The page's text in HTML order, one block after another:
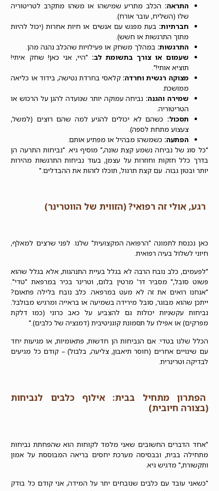
התראה: הכלב מתריע שמישהו או משהו מתקרב לטריטוריה
שלו (השליח, עובר אורח).
חברתיות: בעת מפגש עם אנשים או חיות אחרות (יכול להיות
מתוך התרגשות או חשש).
התרגשות: במהלך משחק או פעילויות שהכלב נהנה מהן.
שעמום או צורך בתשומת לב: "היי, אני כאן! שחק איתי!
תוציא אותי!".
מצוקה רגשית וחרדה: קלאסי בחרדת נטישה, בידוד או כליאה
ממושכת.
שמירה והגנה: נביחה עמוקה יותר שנועדה להגן על הרכוש או
הטריטוריה.
תסכול: כשהם לא יכולים להגיע למה שהם רוצים (למשל,
צעצוע מתחת לספה).
הפתעה: כשמשהו מבהיל או מפתיע אותם.
"כל סוג של נביחה נשמע קצת שונה," מוסיף גיא. "נביחות התרעה הן
בדרך כלל חזקות וחוזרות על עצמן, בעוד נביחות התרגשות מהירות
יותר ובטון גבוה. עם קצת תרגול, תוכלו לזהות את ההבדלים."
רגע, אולי זה רפואי? (הזווית של הווטרינר)
כאן נכנסת לתמונה "הרפואה המקצועית" שלנו. לפני שרצים למאלף,
חיוני לשלול בעיה רפואית.
"לפעמים, כלב נובח הרבה לא בגלל בעיית התנהגות, אלא בגלל שהוא
פשוט סובל," מסביר דר' מרטין בלום, וטרינר בכיר במרפאת "טדי".
"אנחנו רואים את זה לא מעט במרפאה. כלב נובח בלילהפתאום?
ייתכן שהוא מבוגר, סובל מירידה בשמיעה או בראייה ומרגיש מבולבל.
נביחות עקשניות יכולות גם להצביע על כאב כרוני (כמו דלקת
מפרקים) או אפילו על תסמונת קוגניטיבית (דמנציה של כלבים)."
הכלל שלנו בטדי: אם הנביחות הן חדשות, פתאומיות, או מגיעות יחד
עם שינויים אחרים (חוסר תיאבון, צליעה, בלבול) – קודם כל מגיעים
לבדיקה וטרינרית.
הפתרון מתחיל בבית: אילוף כלבים לנביחות
(בצורה חיובית)
"אחד הדברים החשובים שאני מלמד לקוחות הוא שהפחתת נביחות
מתחילה בבית, ובבסיסה מערכת יחסים בריאה המבוססת על אמון
ותקשורת," מדגיש גיא.
"כשאני עובד עם כלבים שנובחים יתר על המידה, אני קודם כל בודק